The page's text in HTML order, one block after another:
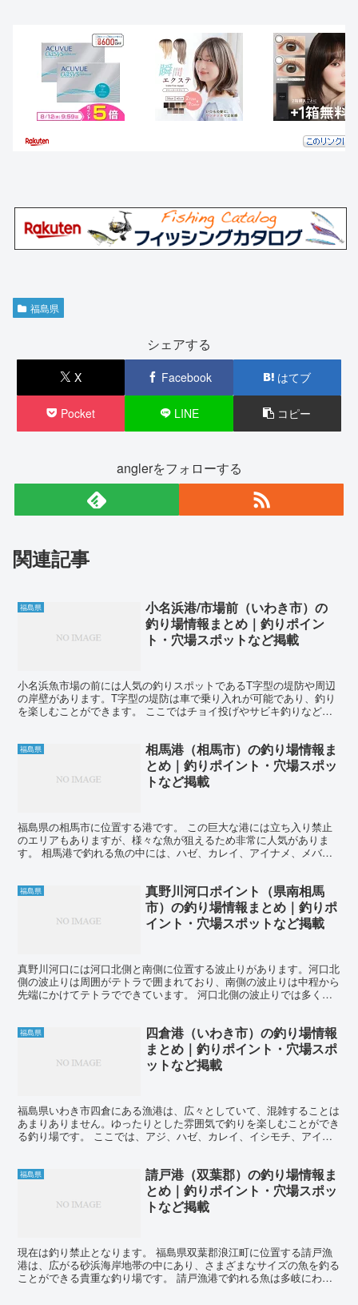
福島県
シェアする
X Facebook はてブ
Pocket LINE コピー
anglerをフォローする
関連記事
福島県
小名浜港/市場前（いわき市）の
釣り場情報まとめ｜釣りポイン
ト・穴場スポットなど掲載
小名浜魚市場の前には人気の釣りスポットであるT字型の堤防や周辺
の岸壁があります。T字型の堤防は車で乗り入れが可能であり、釣り
を楽しむことができます。 ここではチョイ投げやサビキ釣りなどが
福島県
相馬港（相馬市）の釣り場情報ま
とめ｜釣りポイント・穴場スポッ
トなど掲載
福島県の相馬市に位置する港です。 この巨大な港には立ち入り禁止
のエリアもありますが、様々な魚が狙えるため非常に人気がありま
す。 相馬港で釣れる魚の中には、ハゼ、カレイ、アイナメ、メバ
福島県
真野川河口ポイント（県南相馬
市）の釣り場情報まとめ｜釣りポ
イント・穴場スポットなど掲載
真野川河口には河口北側と南側に位置する波止りがあります。河口北
側の波止りは周囲がテトラで囲まれており、南側の波止りは中程から
先端にかけてテトラでできています。 河口北側の波止りでは多くの
福島県
四倉港（いわき市）の釣り場情報
まとめ｜釣りポイント・穴場スポ
ットなど掲載
福島県いわき市四倉にある漁港は、広々としていて、混雑することは
あまりありません。ゆったりとした雰囲気で釣りを楽しむことができ
る釣り場です。 ここでは、アジ、ハゼ、カレイ、イシモチ、アイナ
福島県
請戸港（双葉郡）の釣り場情報ま
とめ｜釣りポイント・穴場スポッ
トなど掲載
現在は釣り禁止となります。 福島県双葉郡浪江町に位置する請戸漁
港は、広がる砂浜海岸地帯の中にあり、さまざまなサイズの魚を釣る
ことができる貴重な釣り場です。 請戸漁港で釣れる魚は多岐にわた